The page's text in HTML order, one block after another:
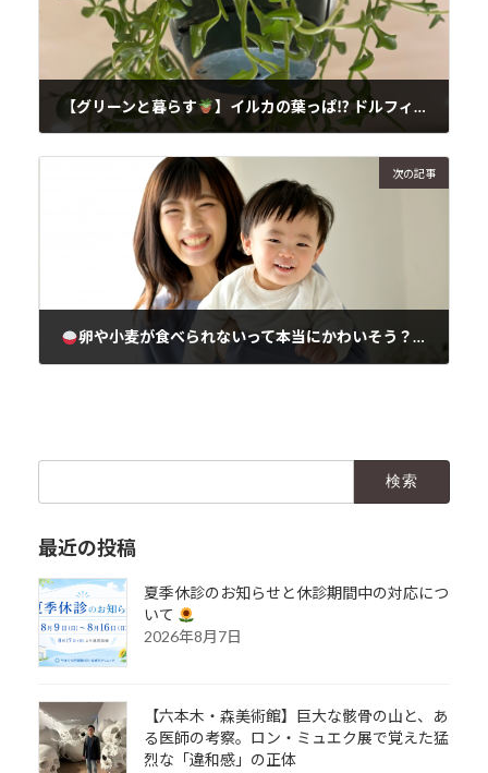
【グリーンと暮らす 】イルカの葉っぱ⁉ ドルフィンネックレス
次の記事
卵や小麦が食べられないって本当にかわいそう？
最近の投稿
夏季休診のお知らせと休診期間中の対応につ
いて
2026年8月7日
【六本木・森美術館】巨大な骸骨の山と、あ
る医師の考察。ロン・ミュエク展で覚えた猛
烈な「違和感」の正体